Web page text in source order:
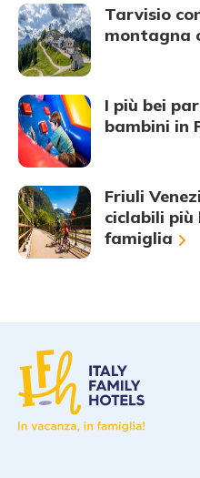
Tarvisio
montagna
I più bei
bambini in
Friuli
ciclabili più
famiglia